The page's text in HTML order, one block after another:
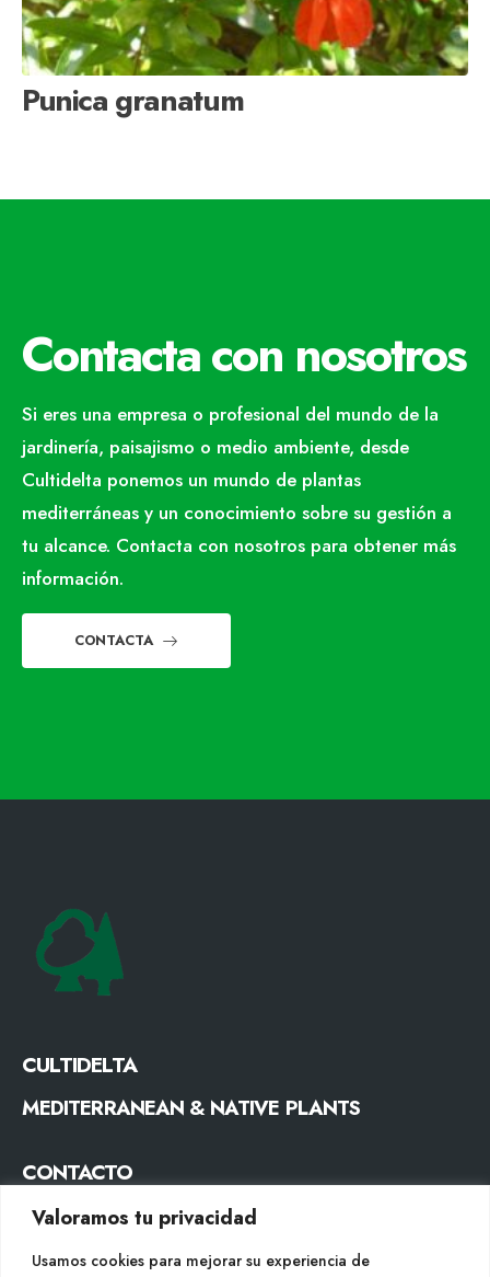
Valoramos tu privacidad
Usamos cookies para mejorar su experiencia de
Punica granatum
Contacta con nosotros
Si eres una empresa o profesional del mundo de la
jardinería, paisajismo o medio ambiente, desde
Cultidelta ponemos un mundo de plantas
mediterráneas y un conocimiento sobre su gestión a
tu alcance. Contacta con nosotros para obtener más
información.
CONTACTA
CULTIDELTA
MEDITERRANEAN & NATIVE PLANTS
CONTACTO
Tel. +34 977053013